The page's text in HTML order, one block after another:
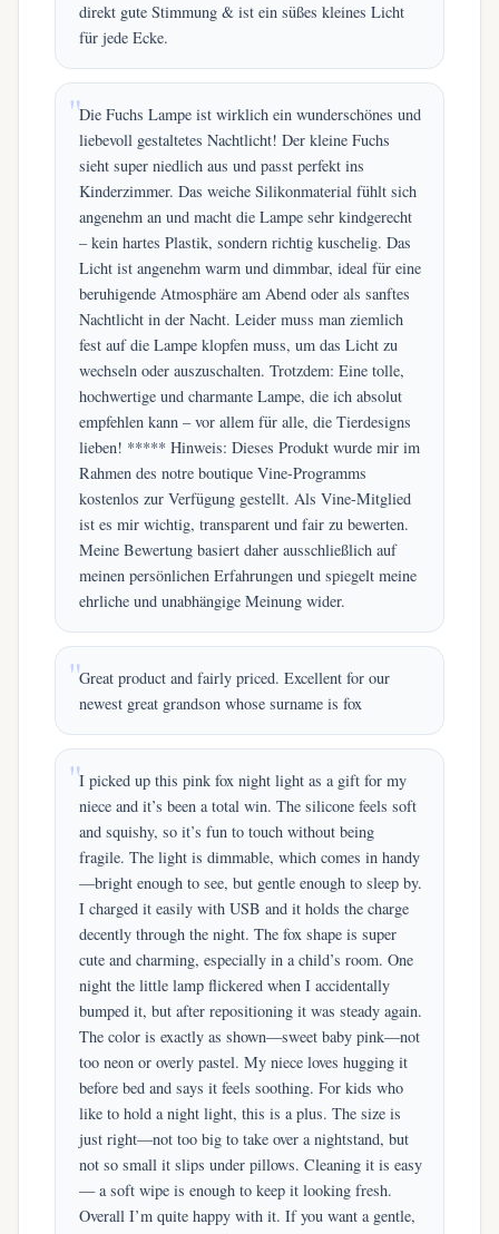
direkt gute Stimmung & ist ein süßes kleines Licht
für jede Ecke.
Die Fuchs Lampe ist wirklich ein wunderschönes und
liebevoll gestaltetes Nachtlicht! Der kleine Fuchs
sieht super niedlich aus und passt perfekt ins
Kinderzimmer. Das weiche Silikonmaterial fühlt sich
angenehm an und macht die Lampe sehr kindgerecht
– kein hartes Plastik, sondern richtig kuschelig. Das
Licht ist angenehm warm und dimmbar, ideal für eine
beruhigende Atmosphäre am Abend oder als sanftes
Nachtlicht in der Nacht. Leider muss man ziemlich
fest auf die Lampe klopfen muss, um das Licht zu
wechseln oder auszuschalten. Trotzdem: Eine tolle,
hochwertige und charmante Lampe, die ich absolut
empfehlen kann – vor allem für alle, die Tierdesigns
lieben! ***** Hinweis: Dieses Produkt wurde mir im
Rahmen des notre boutique Vine-Programms
kostenlos zur Verfügung gestellt. Als Vine-Mitglied
ist es mir wichtig, transparent und fair zu bewerten.
Meine Bewertung basiert daher ausschließlich auf
meinen persönlichen Erfahrungen und spiegelt meine
ehrliche und unabhängige Meinung wider.
Great product and fairly priced. Excellent for our
newest great grandson whose surname is fox
I picked up this pink fox night light as a gift for my
niece and it’s been a total win. The silicone feels soft
and squishy, so it’s fun to touch without being
fragile. The light is dimmable, which comes in handy
—bright enough to see, but gentle enough to sleep by.
I charged it easily with USB and it holds the charge
decently through the night. The fox shape is super
cute and charming, especially in a child’s room. One
night the little lamp flickered when I accidentally
bumped it, but after repositioning it was steady again.
The color is exactly as shown—sweet baby pink—not
too neon or overly pastel. My niece loves hugging it
before bed and says it feels soothing. For kids who
like to hold a night light, this is a plus. The size is
just right—not too big to take over a nightstand, but
not so small it slips under pillows. Cleaning it is easy
— a soft wipe is enough to keep it looking fresh.
Overall I’m quite happy with it. If you want a gentle,